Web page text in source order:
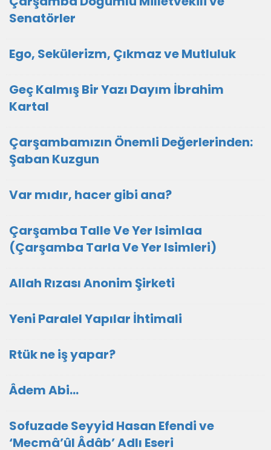
Senatörler
Ego, Sekülerizm, Çıkmaz ve Mutluluk
Geç Kalmış Bir Yazı Dayım İbrahim
Kartal
Çarşambamızın Önemli Değerlerinden:
Şaban Kuzgun
Var mıdır, hacer gibi ana?
Çarşamba Talle Ve Yer Isimlaa
(Çarşamba Tarla Ve Yer Isimleri)
Allah Rızası Anonim Şirketi
Yeni Paralel Yapılar İhtimali
Rtük ne iş yapar?
Âdem Abi…
Sofuzade Seyyid Hasan Efendi ve
‘Mecmâ’ûl Âdâb’ Adlı Eseri